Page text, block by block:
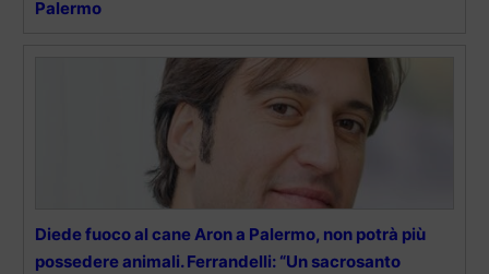
Palermo
Diede fuoco al cane Aron a Palermo, non potrà più
possedere animali. Ferrandelli: “Un sacrosanto